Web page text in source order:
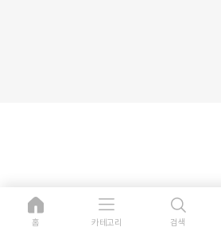
홈 카테고리 검색